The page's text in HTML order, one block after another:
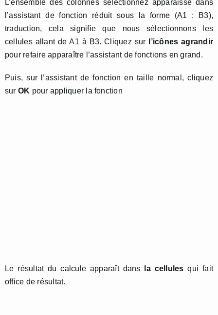
L’ensemble des colonnes sélectionnez apparaisse dans
l’assistant de fonction réduit sous la forme (A1 : B3),
traduction, cela signifie que nous sélectionnons les
cellules allant de A1 à B3. Cliquez sur l’icônes agrandir
pour refaire apparaître l’assistant de fonctions en grand.
Puis, sur l’assistant de fonction en taille normal, cliquez
sur OK pour appliquer la fonction
Le résultat du calcule apparaît dans la cellules qui fait
office de résultat.